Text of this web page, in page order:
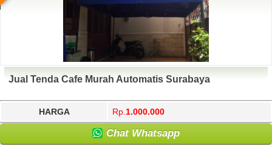
Jual Tenda Cafe Murah Automatis Surabaya
HARGA Rp. 1.000.000
Chat Whatsapp